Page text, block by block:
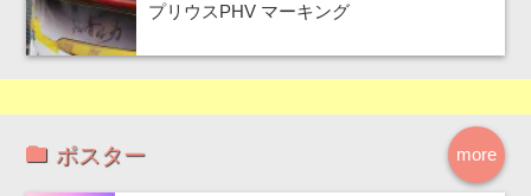
プリウスPHV マーキング
more
ポスター